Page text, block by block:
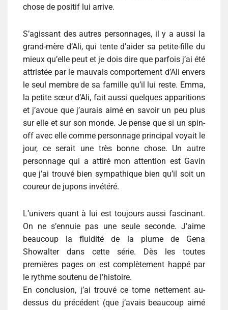
chose de positif lui arrive.
S’agissant des autres personnages, il y a aussi la
grand-mère d’Ali, qui tente d’aider sa petite-fille du
mieux qu’elle peut et je dois dire que parfois j’ai été
attristée par le mauvais comportement d’Ali envers
le seul membre de sa famille qu’il lui reste. Emma,
la petite sœur d’Ali, fait aussi quelques apparitions
et j’avoue que j’aurais aimé en savoir un peu plus
sur elle et sur son monde. Je pense que si un spin-
off avec elle comme personnage principal voyait le
jour, ce serait une très bonne chose. Un autre
personnage qui a attiré mon attention est Gavin
que j’ai trouvé bien sympathique bien qu’il soit un
coureur de jupons invétéré.
L’univers quant à lui est toujours aussi fascinant.
On ne s’ennuie pas une seule seconde. J’aime
beaucoup la fluidité de la plume de Gena
Showalter dans cette série. Dès les toutes
premières pages on est complètement happé par
le rythme soutenu de l’histoire.
En conclusion, j’ai trouvé ce tome nettement au-
dessus du précédent (que j’avais beaucoup aimé